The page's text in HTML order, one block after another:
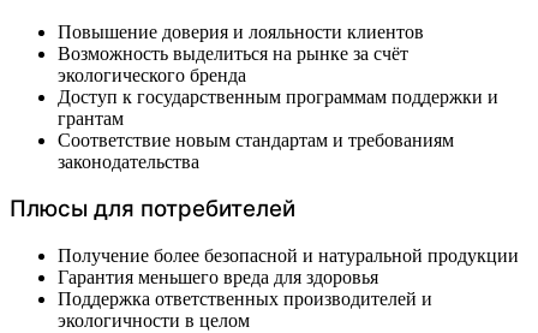
Повышение доверия и лояльности клиентов
Возможность выделиться на рынке за счёт
экологического бренда
Доступ к государственным программам поддержки и
грантам
Соответствие новым стандартам и требованиям
законодательства
Плюсы для потребителей
Получение более безопасной и натуральной продукции
Гарантия меньшего вреда для здоровья
Поддержка ответственных производителей и
экологичности в целом